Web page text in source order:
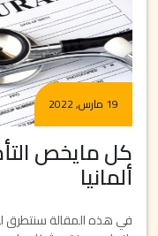
19 مارس, 2022
كل مايخص
ألمانيا
في هذه المقالة سنتطرق